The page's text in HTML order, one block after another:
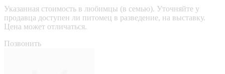
Указанная стоимость в любимцы (в семью). Уточняйте у
продавца доступен ли питомец в разведение, на выставку.
Цена может отличаться.
Позвонить